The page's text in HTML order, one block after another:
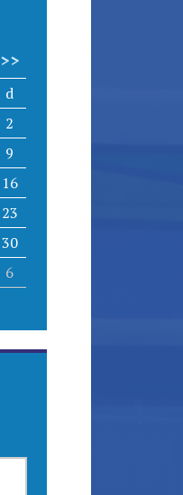
>>
d
2
9
16
23
30
6